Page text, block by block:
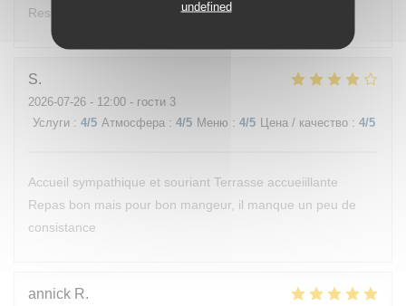
undefined
Restaurant au bord de l’eau. Très bon accueil.
S
2026-07-26 - 12:00 - гости 3
Услуги : 4/5 Атмосфера : 4/5 Меню : 4/5 Цена / качество : 4/5
Accueil sympathique et souriant Terrasse accueiillante
Repas bon mais pour bon mangeur, il manque un peu de
consistance
annick R